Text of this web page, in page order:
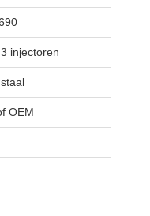
injectoren
OEM